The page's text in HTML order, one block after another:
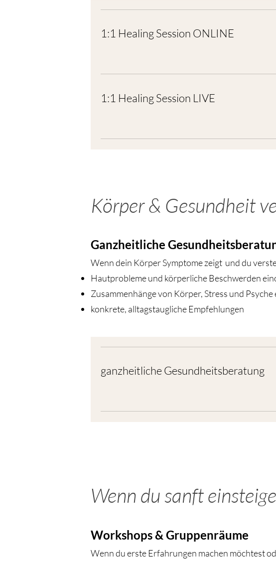
1:1 Healing Session ONLINE
1:1 Healing Session LIVE
Körper & Gesundheit
Ganzheitliche
Wenn dein Körper Symptome zeigt und du
Hautprobleme und körperliche Beschwerden
Zusammenhänge von Körper, Stress und Psyche
konkrete, alltagstaugliche Empfehlungen
ganzheitliche Gesundheitsberatung
Wenn du sanft
Workshops & Gruppenräume
Wenn du erste Erfahrungen machen möchtest